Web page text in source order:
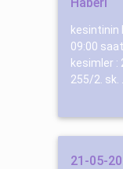
kesintinin
09:00
kesimler :
255/2. sk. ...
21-05-